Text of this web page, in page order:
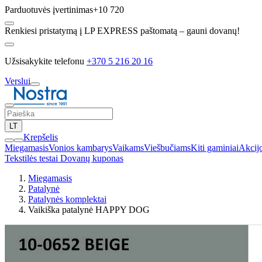
Parduotuvės įvertinimas+10 720
Renkiesi pristatymą į LP EXPRESS paštomatą – gauni dovanų!
Užsisakykite telefonu +370 5 216 20 16
Verslui
LT
Krepšelis
MiegamasisVonios kambarysVaikamsViešbučiamsKiti gaminiai
Tekstilės testai Dovanų kuponas
Miegamasis
Patalynė
Patalynės komplektai
Vaikiška patalynė HAPPY DOG